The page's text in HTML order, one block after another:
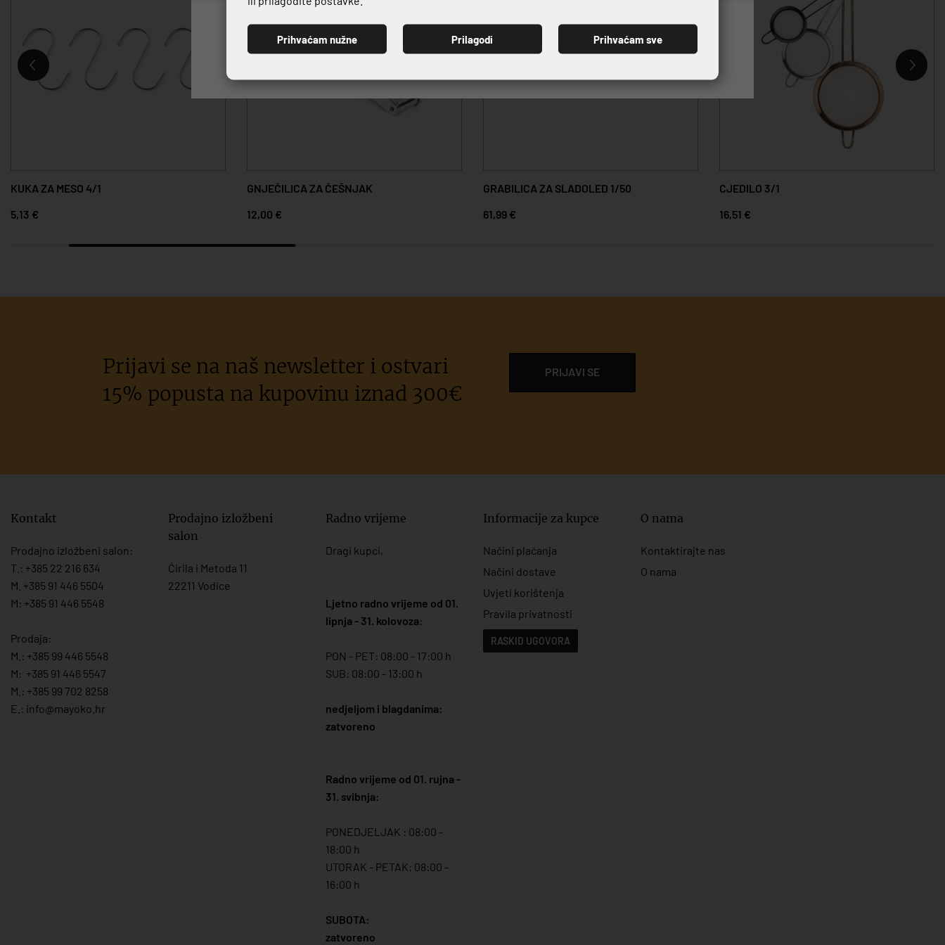
KUKA ZA MESO 4/1
5,13 €
GNJEČILICA ZA ČEŠNJAK
12,00 €
GRABILICA ZA SLADOLED 1/50
61,99 €
CJEDILO 3/1
16,51 €
Prijavi se na naš newsletter i ostvari
15% popusta na kupovinu iznad 300€
PRIJAVI SE
Kontakt
Prodajno izložbeni salon:
T.: +385 22 216 634
M. +385 91 446 5504
M: +385 91 446 5548
Prodaja:
M.: +385 99 446 5548
M: +385 91 446 5547
M.: +385 99 702 8258
E.: info@mayoko. hr
Prodajno izložbeni
salon
Ćirila i Metoda 11
22211 Vodice
Radno vrijeme
Dragi kupci,
Ljetno radno vrijeme od 01.
lipnja - 31. kolovoza:
PON - PET: 08:00 - 17:00 h
SUB: 08:00 - 13:00 h
nedjeljom i blagdanima:
zatvoreno
Radno vrijeme od 01. rujna -
31. svibnja:
PONEDJELJAK : 08:00 -
18:00 h
UTORAK - PETAK: 08:00 -
16:00 h
SUBOTA:
zatvoreno
Informacije za kupce
Načini plaćanja
Načini dostave
Uvjeti korištenja
Pravila privatnosti
RASKID UGOVORA
O nama
Kontaktirajte nas
O nama
PRIJAVI SE
Prihvaćam nužne Prilagodi Prihvaćam sve